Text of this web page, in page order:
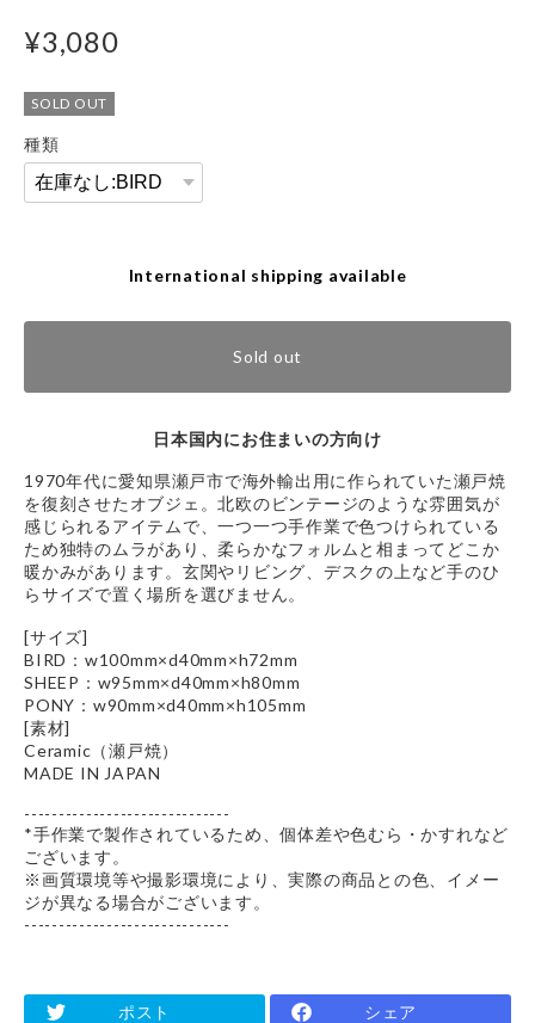
¥3,080
SOLD OUT
種類
International shipping available
Sold out
日本国内にお住まいの方向け
1970年代に愛知県瀬戸市で海外輸出用に作られていた瀬戸焼
を復刻させたオブジェ。北欧のビンテージのような雰囲気が
感じられるアイテムで、一つ一つ手作業で色つけられている
ため独特のムラがあり、柔らかなフォルムと相まってどこか
暖かみがあります。玄関やリビング、デスクの上など手のひ
らサイズで置く場所を選びません。
[サイズ]
BIRD：w100mm×d40mm×h72mm
SHEEP：w95mm×d40mm×h80mm
PONY：w90mm×d40mm×h105mm
[素材]
Ceramic（瀬戸焼）
MADE IN JAPAN
------------------------------
*手作業で製作されているため、個体差や色むら・かすれなど
ございます。
※画質環境等や撮影環境により、実際の商品との色、イメー
ジが異なる場合がございます。
------------------------------
ポスト シェア